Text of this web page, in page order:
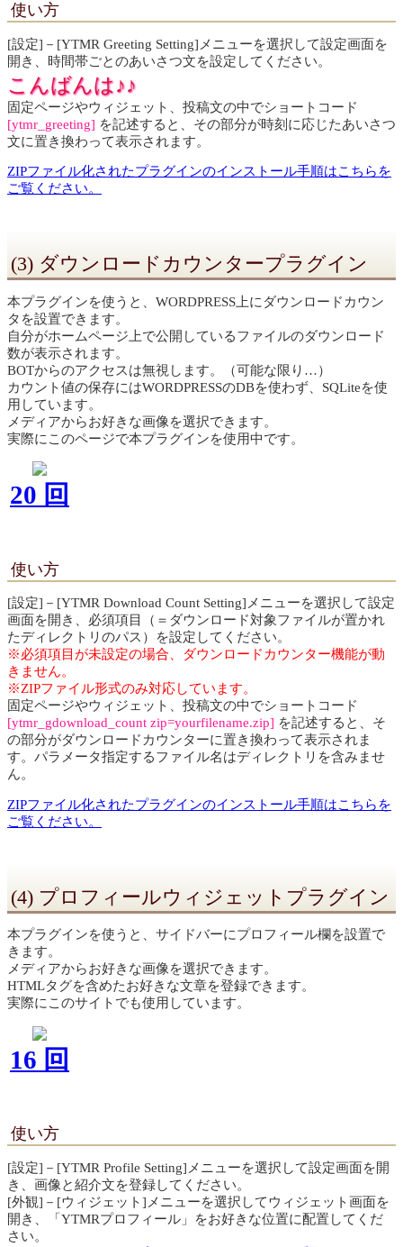
使い方
[設定]－[YTMR Greeting Setting]メニューを選択して設定画面を
開き、時間帯ごとのあいさつ文を設定してください。
こんばんは♪♪
固定ページやウィジェット、投稿文の中でショートコード
[ytmr_greeting] を記述すると、その部分が時刻に応じたあいさつ
文に置き換わって表示されます。
ZIPファイル化されたプラグインのインストール手順はこちらを
ご覧ください。
(3) ダウンロードカウンタープラグイン
本プラグインを使うと、WORDPRESS上にダウンロードカウン
タを設置できます。
自分がホームページ上で公開しているファイルのダウンロード
数が表示されます。
BOTからのアクセスは無視します。（可能な限り…）
カウント値の保存にはWORDPRESSのDBを使わず、SQLiteを使
用しています。
メディアからお好きな画像を選択できます。
実際にこのページで本プラグインを使用中です。
20 回
使い方
[設定]－[YTMR Download Count Setting]メニューを選択して設定
画面を開き、必須項目（＝ダウンロード対象ファイルが置かれ
たディレクトリのパス）を設定してください。
※必須項目が未設定の場合、ダウンロードカウンター機能が動
きません。
※ZIPファイル形式のみ対応しています。
固定ページやウィジェット、投稿文の中でショートコード
[ytmr_gdownload_count zip=yourfilename.zip] を記述すると、そ
の部分がダウンロードカウンターに置き換わって表示されま
す。パラメータ指定するファイル名はディレクトリを含みませ
ん。
ZIPファイル化されたプラグインのインストール手順はこちらを
ご覧ください。
(4) プロフィールウィジェットプラグイン
本プラグインを使うと、サイドバーにプロフィール欄を設置で
きます。
メディアからお好きな画像を選択できます。
HTMLタグを含めたお好きな文章を登録できます。
実際にこのサイトでも使用しています。
16 回
使い方
[設定]－[YTMR Profile Setting]メニューを選択して設定画面を開
き、画像と紹介文を登録してください。
[外観]－[ウィジェット]メニューを選択してウィジェット画面を
開き、「YTMRプロフィール」をお好きな位置に配置してくだ
さい。